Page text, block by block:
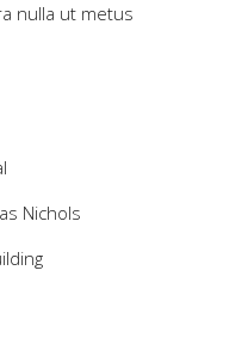
nulla ut metus
Nichols